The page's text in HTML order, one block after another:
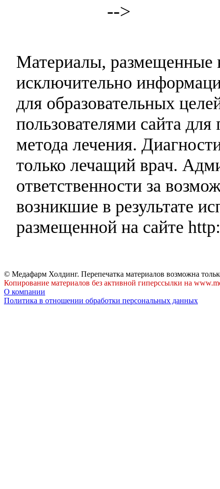
-->
Материалы, размещенные
исключительно
для образовательных
пользователями сайта
метода лечения.
только лечащий врач.
ответственности за
возникшие в результате
размещенной на сайте
© Медафарм Холдинг. Перепечатка материалов возможна
Копирование материалов без активной гиперссылки на
О компании
Политика в отношении обработки персональных данных